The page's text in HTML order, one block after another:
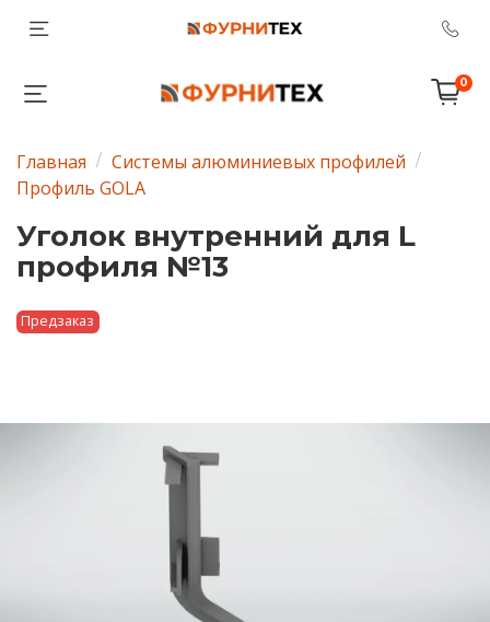
0
Главная
Системы алюминиевых профилей
Профиль GOLA
Уголок внутренний для L
профиля №13
Предзаказ